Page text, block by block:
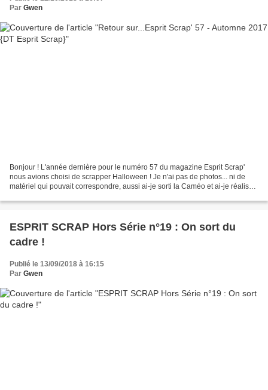
Par Gwen
Bonjour ! L'année dernière pour le numéro 57 du magazine Esprit Scrap'
nous avions choisi de scrapper Halloween ! Je n'ai pas de photos... ni de
matériel qui pouvait correspondre, aussi ai-je sorti la Caméo et ai-je réalisé
ESPRIT SCRAP Hors Série n°19 : On sort du
cadre !
Publié le 13/09/2018 à 16:15
Par Gwen